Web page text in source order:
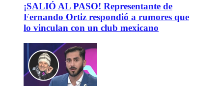
¡SALIÓ AL PASO! Representante de
Fernando Ortiz respondió a rumores que
lo vinculan con un club mexicano